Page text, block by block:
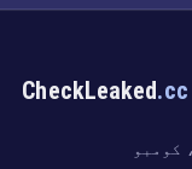
CheckLeaked.cc
کومبو